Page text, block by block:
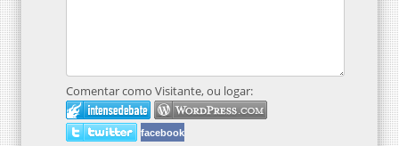
Comentar como Visitante, ou logar:
facebook